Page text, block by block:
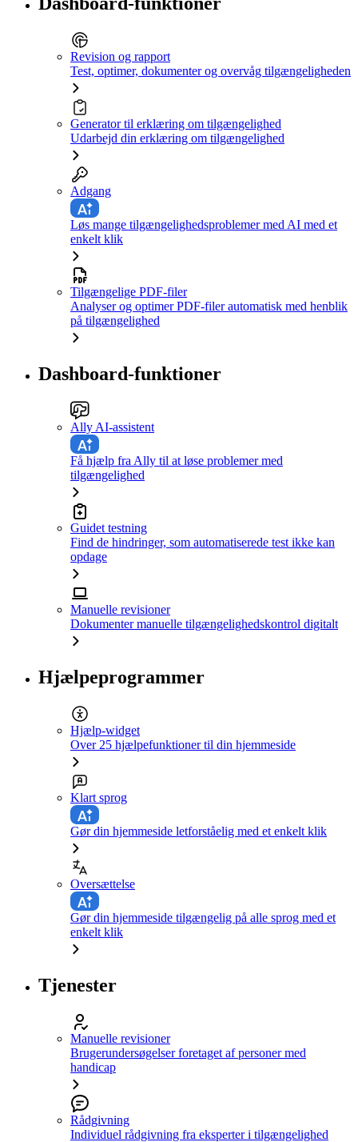
Revision og rapport
Test, optimer, dokumenter og overvåg tilgængeligheden
Generator til erklæring om tilgængelighed
Udarbejd din erklæring om tilgængelighed
Adgang
Løs mange tilgængelighedsproblemer med AI med et
enkelt klik
Tilgængelige PDF-filer
Analyser og optimer PDF-filer automatisk med henblik
på tilgængelighed
Dashboard-funktioner
Ally AI-assistent
Få hjælp fra Ally til at løse problemer med
tilgængelighed
Guidet testning
Find de hindringer, som automatiserede test ikke kan
opdage
Manuelle revisioner
Dokumenter manuelle tilgængelighedskontrol digitalt
Hjælpeprogrammer
Hjælp-widget
Over 25 hjælpefunktioner til din hjemmeside
Klart sprog
Gør din hjemmeside letforståelig med et enkelt klik
Oversættelse
Gør din hjemmeside tilgængelig på alle sprog med et
enkelt klik
Tjenester
Manuelle revisioner
Brugerundersøgelser foretaget af personer med
handicap
Rådgivning
Individuel rådgivning fra eksperter i tilgængelighed